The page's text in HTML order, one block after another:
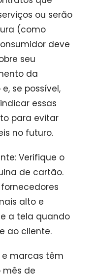
ou serão
(como
deve
seu
da
se possível,
essas
para evitar
​​no futuro.
Verifique o
de cartão.
alto e
a tela quando
ao cliente.
e marcas têm
de